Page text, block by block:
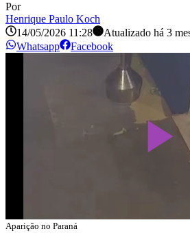
Por
Henrique Paulo Koch
14/05/2026 11:28
Atualizado há 3
Whatsapp
Facebook
Aparição no Paraná